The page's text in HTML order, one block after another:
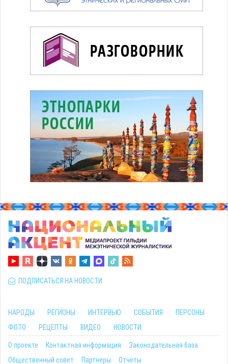
ПОДПИСАТЬСЯ НА НОВОСТИ
НАРОДЫ РЕГИОНЫ ИНТЕРВЬЮ СОБЫТИЯ
ПЕРСОНЫ
ФОТО
РЕЦЕПТЫ ВИДЕО НОВОСТИ
О проекте Контактная информация
Законодательная база
Общественный совет
Партнеры Отчеты